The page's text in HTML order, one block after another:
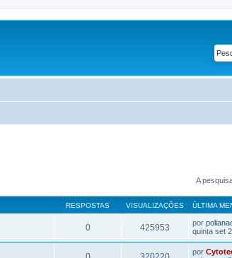
A
RESPOSTAS VISUALIZAÇÕES ÚLTIMA
0 425953 por
quinta set
por